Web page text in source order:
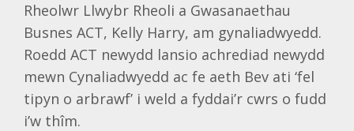
Rheolwr Llwybr Rheoli a Gwasanaethau
Busnes ACT, Kelly Harry, am gynaliadwyedd.
Roedd ACT newydd lansio achrediad newydd
mewn Cynaliadwyedd ac fe aeth Bev ati ‘fel
tipyn o arbrawf’ i weld a fyddai’r cwrs o fudd
i’w thîm.